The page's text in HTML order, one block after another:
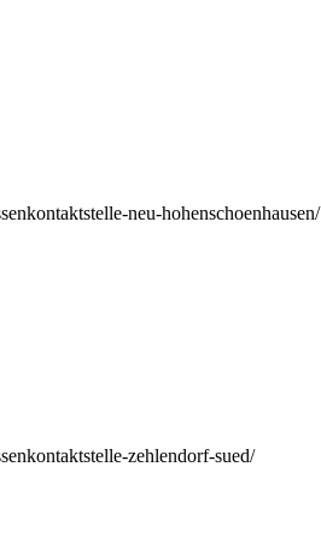
neu-hohenschoenhausen/
zehlendorf-sued/